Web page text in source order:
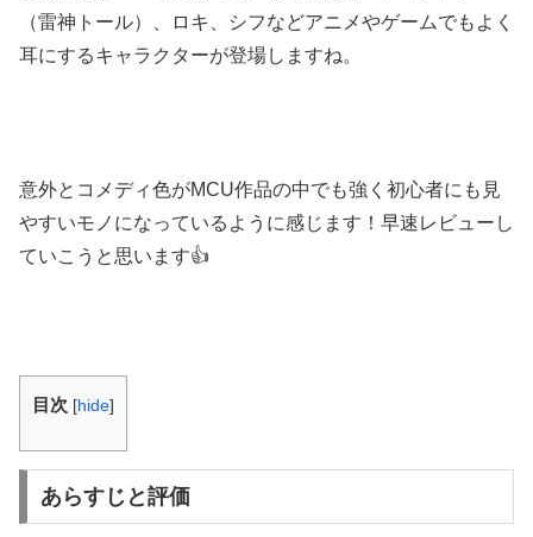
（雷神トール）、ロキ、シフなどアニメやゲームでもよく
耳にするキャラクターが登場しますね。
意外とコメディ色がMCU作品の中でも強く初心者にも見
やすいモノになっているように感じます！早速レビューし
ていこうと思います👍
目次 [hide]
あらすじと評価